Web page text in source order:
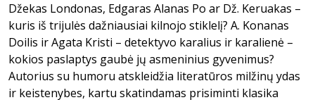
Džekas Londonas, Edgaras Alanas Po ar Dž. Keruakas –
kuris iš trijulės dažniausiai kilnojo stiklelį? A. Konanas
Doilis ir Agata Kristi – detektyvo karalius ir karalienė –
kokios paslaptys gaubė jų asmeninius gyvenimus?
Autorius su humoru atskleidžia literatūros milžinų ydas
ir keistenybes, kartu skatindamas prisiminti klasika